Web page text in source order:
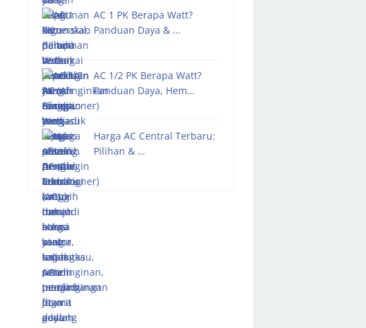
AC 1 PK Berapa Watt?
Panduan Daya & …
AC 1/2 PK Berapa Watt?
Panduan Daya, Hem…
Harga AC Central Terbaru:
Pilihan & …